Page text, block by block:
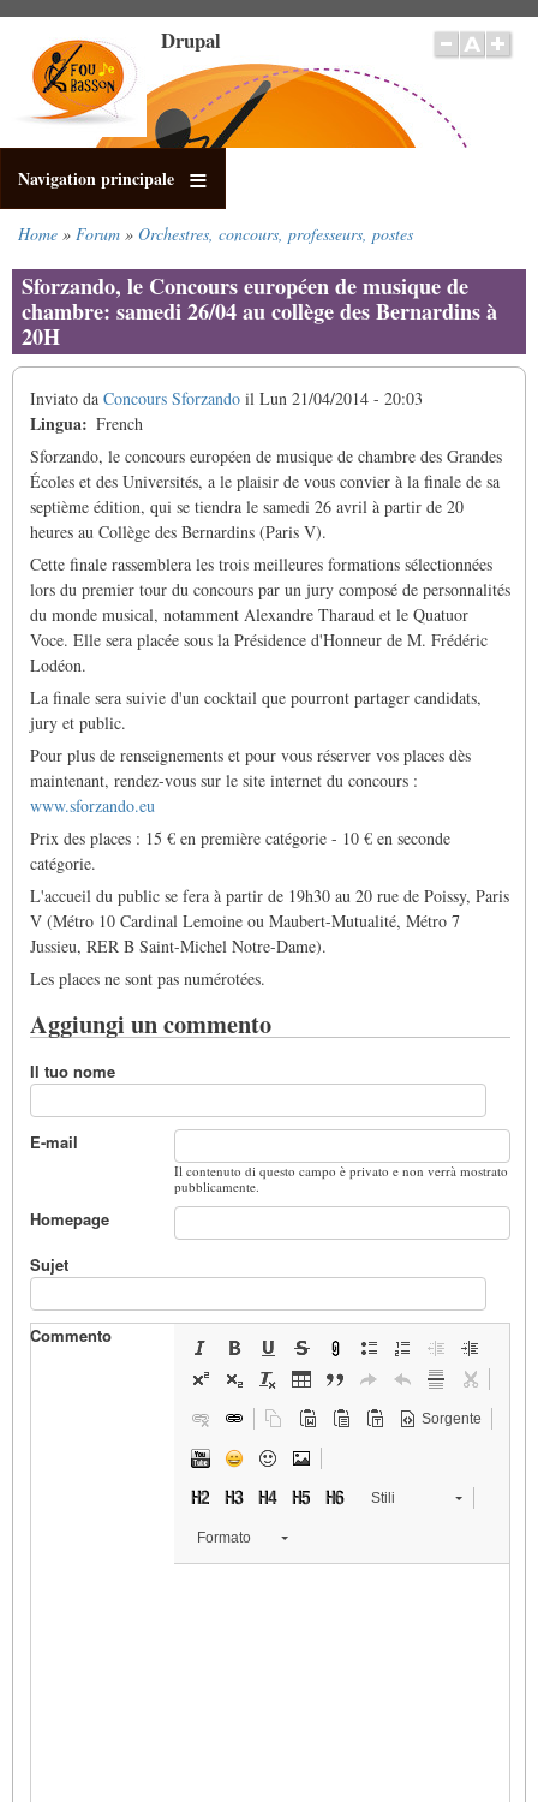
contenuto
principale
Drupal
Navigation principale
di
pane
Home Forum Orchestres, concours, professeurs, postes
Sforzando, le Concours européen de musique de
chambre: samedi 26/04 au collège des Bernardins à
20H
Inviato da Concours Sforzando il Lun 21/04/2014 - 20:03
Lingua
French
Sforzando, le concours européen de musique de chambre des Grandes
Écoles et des Universités, a le plaisir de vous convier à la finale de sa
septième édition, qui se tiendra le samedi 26 avril à partir de 20
heures au Collège des Bernardins (Paris V).
Cette finale rassemblera les trois meilleures formations sélectionnées
lors du premier tour du concours par un jury composé de personnalités
du monde musical, notamment Alexandre Tharaud et le Quatuor
Voce. Elle sera placée sous la Présidence d'Honneur de M. Frédéric
Lodéon.
La finale sera suivie d'un cocktail que pourront partager candidats,
jury et public.
Pour plus de renseignements et pour vous réserver vos places dès
maintenant, rendez-vous sur le site internet du concours :
www.sforzando.eu
Prix des places : 15 € en première catégorie - 10 € en seconde
catégorie.
L'accueil du public se fera à partir de 19h30 au 20 rue de Poissy, Paris
V (Métro 10 Cardinal Lemoine ou Maubert-Mutualité, Métro 7
Jussieu, RER B Saint-Michel Notre-Dame).
Les places ne sont pas numérotées.
Aggiungi un commento
Il tuo nome
E-mail
Il contenuto di questo campo è privato e non verrà mostrato
pubblicamente.
Homepage
Sujet
Commento
Sorgente
Stili
Formato